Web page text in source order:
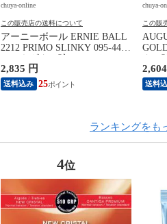
chuya-online
この販売店の送料について
アーニーボール ERNIE BALL
2212 PRIMO SLINKY 095-44
2,835 円
送料込み 25
chuya-
この販
送料
ランキングをも
4位